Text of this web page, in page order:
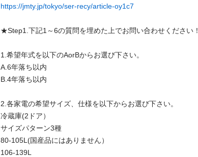
https://jmty.jp/tokyo/ser-recy/article-oy1c7
★Step1.下記1～6の質問を埋めた上でお問い合わせください！
1.希望年式を以下のAorBからお選び下さい。
A.6年落ち以内
B.4年落ち以内
2.各家電の希望サイズ、仕様を以下からお選び下さい。
冷蔵庫(2ドア）
サイズパターン3種
80-105L(国産品にはありません）
106-139L